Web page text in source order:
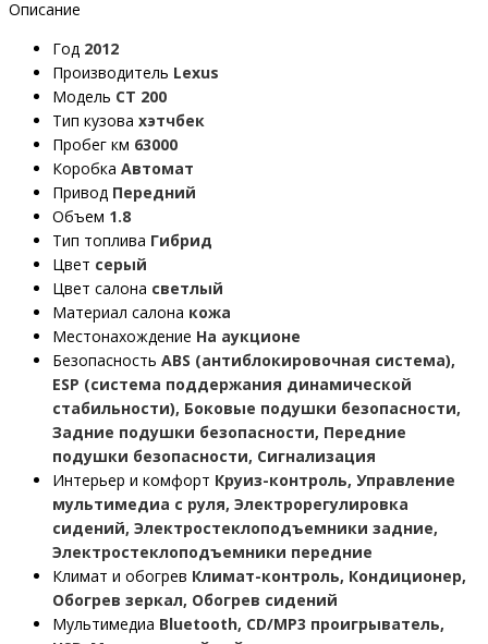
Описание
Год 2012
Производитель Lexus
Модель CT 200
Тип кузова хэтчбек
Пробег км 63000
Коробка Автомат
Привод Передний
Объем 1.8
Тип топлива Гибрид
Цвет серый
Цвет салона светлый
Материал салона кожа
Местонахождение На аукционе
Безопасность ABS (антиблокировочная система),
ESP (система поддержания динамической
стабильности), Боковые подушки безопасности,
Задние подушки безопасности, Передние
подушки безопасности, Сигнализация
Интерьер и комфорт Круиз-контроль, Управление
мультимедиа с руля, Электрорегулировка
сидений, Электростеклоподъемники задние,
Электростеклоподъемники передние
Климат и обогрев Климат-контроль, Кондиционер,
Обогрев зеркал, Обогрев сидений
Мультимедиа Bluetooth, CD/MP3 проигрыватель,